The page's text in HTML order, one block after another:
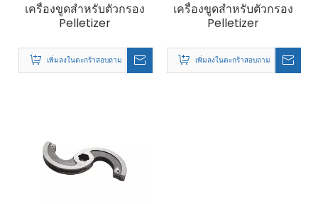
เครื่องขูดสำหรับตัวกรอง
Pelletizer
เพิ่มลงในตะกร้าสอบถาม
เครื่องขูดสำหรับตัวกรอง
Pelletizer
เพิ่มลงในตะกร้าสอบถาม